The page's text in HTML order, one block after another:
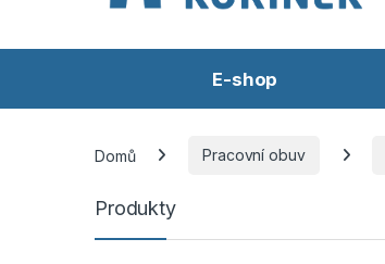
E-shop
Domů Pracovní obuv
Produkty